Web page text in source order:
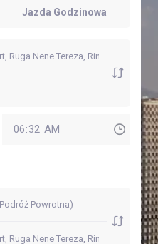
Jazda Godzinowa